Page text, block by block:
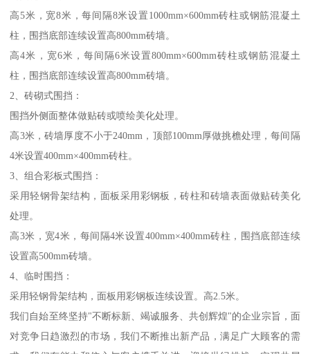
高5米，宽8米，每间隔8米设置1000mm×600mm砖柱或钢筋混凝土
柱，围挡底部连续设置高800mm砖墙。
高4米，宽6米，每间隔6米设置800mm×600mm砖柱或钢筋混凝土
柱，围挡底部连续设置高800mm砖墙。
2、砖砌式围挡：
围挡外侧面整体做贴砖或喷绘美化处理。
高3米，砖墙厚度不小于240mm，顶部100mm厚做挑檐处理，每间隔
4米设置400mm×400mm砖柱。
3、组合彩板式围挡：
采用轻钢骨架结构，面板采用彩钢板，砖柱和砖墙表面做贴砖美化
处理。
高3米，宽4米，每间隔4米设置400mm×400mm砖柱，围挡底部连续
设置高500mm砖墙。
4、临时围挡：
采用轻钢骨架结构，面板用彩钢板连续设置。高2.5米。
我们自始至终坚持"不断标新、竭诚服务、共创辉煌"的企业宗旨，面
对竞争日趋激烈的市场，我们不断推出新产品，满足广大顾客的需